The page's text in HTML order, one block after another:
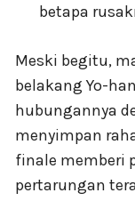
betapa
Meski begitu,
belakang Yo-
hubungannya
menyimpan
finale memberi
pertarungan